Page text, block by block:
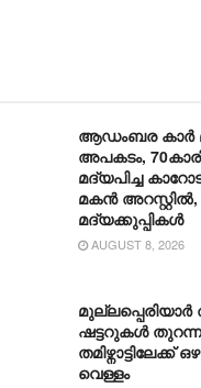
ആഡംബര കാര്‍
അപകടം,
മദ്യപിച്ച
മകന്‍
മദ്യക്കുപ്പികള്‍
AUGUST 8, 2026
മുല്ലപ്പെരിയാർ
ഷട്ടറുകൾ
വെള്ളം